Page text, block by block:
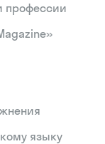
профессии
языку